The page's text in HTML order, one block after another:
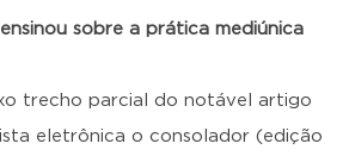
sobre a prática mediúnica
trecho parcial do notável artigo
eletrônica o consolador (edição